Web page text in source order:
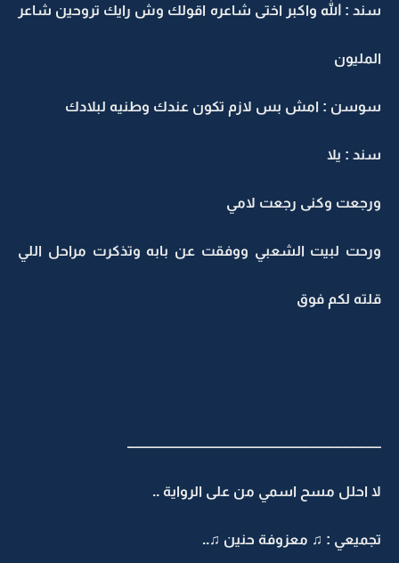
سند : الله واكبر اختى شاعره اقولك وش رايك تروحين شاعر
المليون
سوسن : امش بس لازم تكون عندك وطنيه لبلادك
سند : يلا
ورجعت وكنى رجعت لامي
ورحت لبيت الشعبي ووفقت عن بابه وتذكرت مراحل اللي
قلته لكم فوق
ـــــــــــــــــــــــــــــــــــــــــــــــــــــــــــــــــــــــــــــــــــــــــــــــ
لا احلل مسح اسمي من على الرواية ..
تجميعي : ♫ معزوفة حنين ♫..